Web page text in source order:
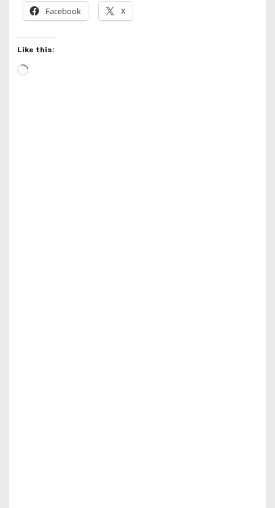
Facebook X
Like this:
L